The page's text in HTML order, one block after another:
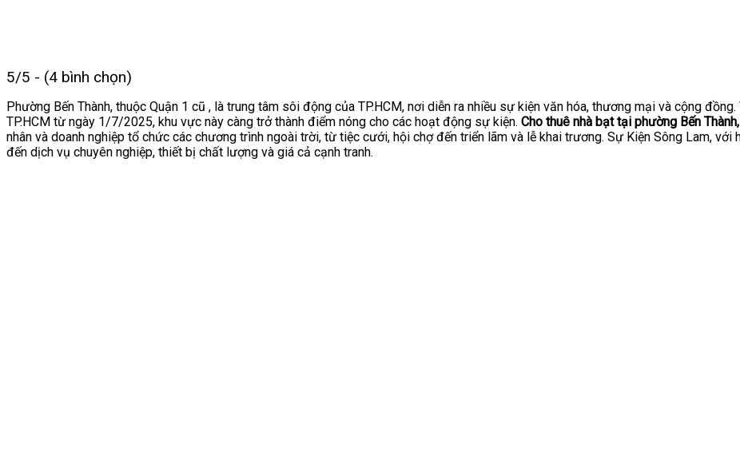
5/5 - (4 bình chọn)
Phường Bến Thành, thuộc Quận 1 cũ , là trung tâm sôi động của TP.HCM, nơi diễn ra nhiều sự kiện văn hóa, thương mại và cộng
TP.HCM từ ngày 1/7/2025, khu vực này càng trở thành điểm nóng cho các hoạt động sự kiện. Cho thuê nhà bạt tại phường Bến
nhân và doanh nghiệp tổ chức các chương trình ngoài trời, từ tiệc cưới, hội chợ đến triển lãm và lễ khai trương. Sự Kiện Sông Lam, với
đến dịch vụ chuyên nghiệp, thiết bị chất lượng và giá cả cạnh tranh.